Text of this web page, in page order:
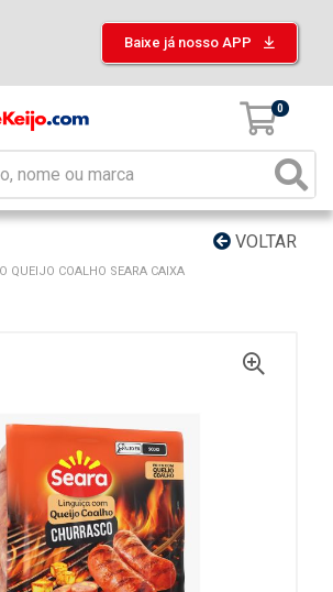
Baixe já nosso APP
0
VOLTAR
QUEIJO COALHO SEARA CAIXA